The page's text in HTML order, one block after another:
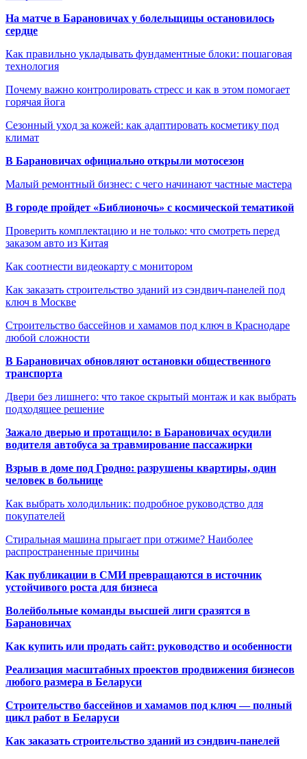
На матче в Барановичах у болельщицы остановилось
сердце
Как правильно укладывать фундаментные блоки: пошаговая
технология
Почему важно контролировать стресс и как в этом помогает
горячая йога
Сезонный уход за кожей: как адаптировать косметику под
климат
В Барановичах официально открыли мотосезон
Малый ремонтный бизнес: с чего начинают частные мастера
В городе пройдет «Библионочь» с космической тематикой
Проверить комплектацию и не только: что смотреть перед
заказом авто из Китая
Как соотнести видеокарту с монитором
Как заказать строительство зданий из сэндвич-панелей под
ключ в Москве
Строительство бассейнов и хамамов под ключ в Краснодаре
любой сложности
В Барановичах обновляют остановки общественного
транспорта
Двери без лишнего: что такое скрытый монтаж и как выбрать
подходящее решение
Зажало дверью и протащило: в Барановичах осудили
водителя автобуса за травмирование пассажирки
Взрыв в доме под Гродно: разрушены квартиры, один
человек в больнице
Как выбрать холодильник: подробное руководство для
покупателей
Стиральная машина прыгает при отжиме? Наиболее
распространенные причины
Как публикации в СМИ превращаются в источник
устойчивого роста для бизнеса
Волейбольные команды высшей лиги сразятся в
Барановичах
Как купить или продать сайт: руководство и особенности
Реализация масштабных проектов продвижения бизнесов
любого размера в Беларуси
Строительство бассейнов и хамамов под ключ — полный
цикл работ в Беларуси
Как заказать строительство зданий из сэндвич-панелей